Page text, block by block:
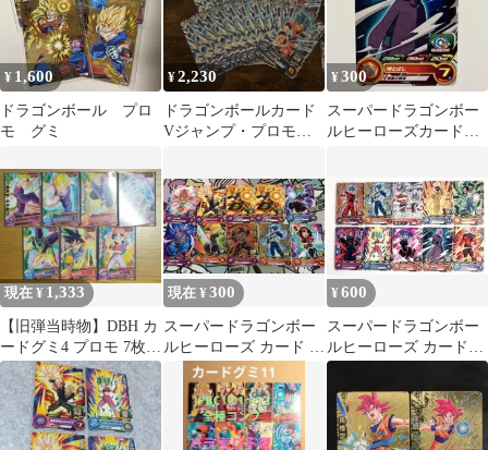
¥ 1,600
ドラゴンボール プロ
モ グミ
¥2,230
ドラゴンボールカード
Vジャンプ・プロモカ
¥300
スーパードラゴンボー
ルヒーローズカードグ
現在 ¥ 1,333
【旧弾当時物】DBH カ
ードグミ4 プロモ 7枚セ
ット ドラゴンボールヒ
ーローズ
現在 ¥300
スーパードラゴンボー
ルヒーローズ カード グ
ミ 10枚セット⭕️
¥600
スーパードラゴンボー
ルヒーローズ カードグ
ミ20 １０種セット